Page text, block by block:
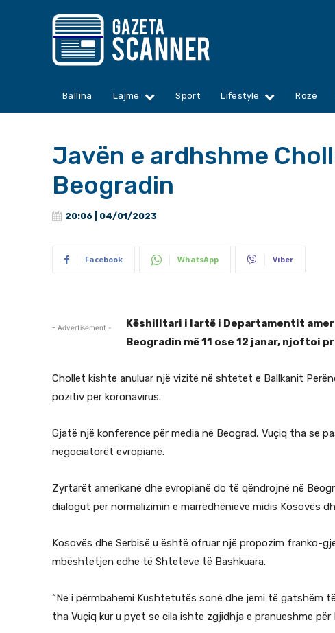
Ballina Lajme Sport Lifestyle Rozë
Javën e ardhshme
Beogradin
20:06 | 04/01/2023
Facebook WhatsApp Viber
- Advertisement -
Këshilltari i lartë i Departamentit
Beogradin më 11 ose 12 janar, njoftoi
Chollet kishte anuluar një vizitë në shtetet e Ballkanit
pozitiv për koronavirus.
Gjatë një konference për media në Beograd, Vuçiq tha se
negociatorët evropianë.
Zyrtarët amerikanë dhe evropianë do të qëndrojnë në
dialogut për normalizimin e marrëdhënieve midis Kosovës
Kosovës dhe Serbisë u është ofruar një propozim franko-
mbështetjen edhe të Shteteve të Bashkuara.
“Ne i përmbahemi Kushtetutës sonë dhe jemi të gatshëm
tha Vuçiq kur u pyet se cila ishte zgjidhja e pranueshme